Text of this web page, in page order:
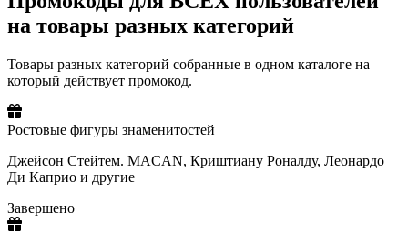
на товары разных категорий
Товары разных категорий собранные в одном каталоге на
который действует промокод.
Ростовые фигуры знаменитостей
Джейсон Стейтем. MACAN, Криштиану Роналду, Леонардо
Ди Каприо и другие
Завершено